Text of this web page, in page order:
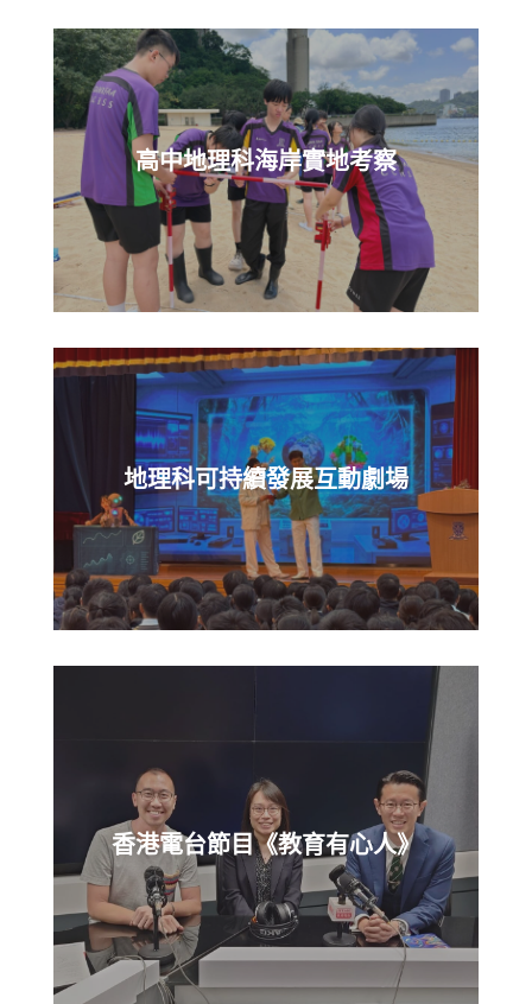
高中地理科海岸實地考察
地理科可持續發展互動劇場
香港電台節目《教育有心人》